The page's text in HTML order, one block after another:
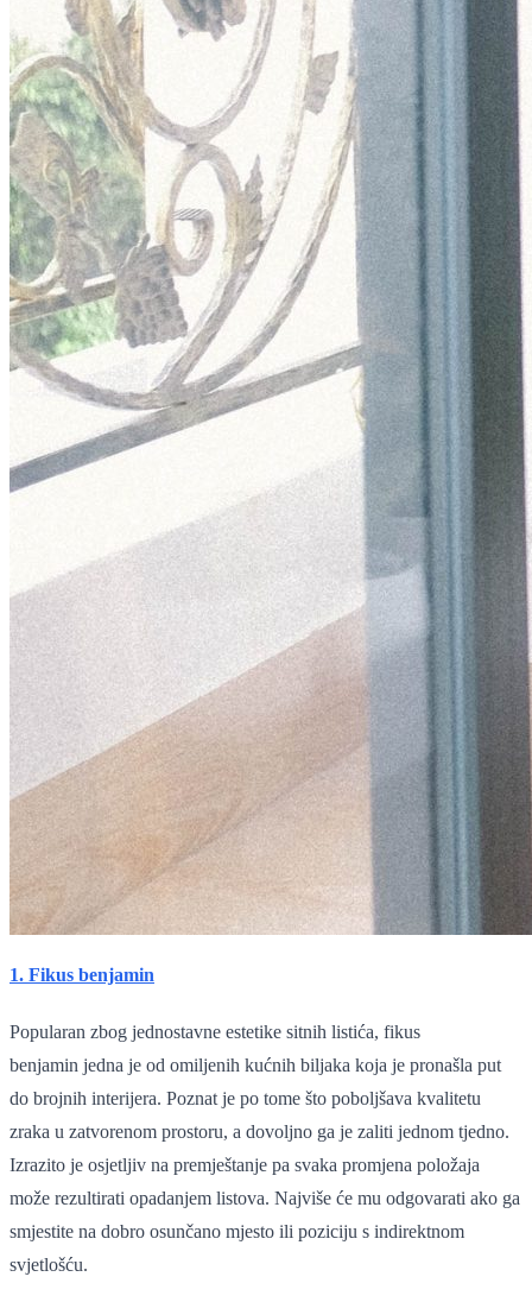
1. Fikus benjamin
Popularan zbog jednostavne estetike sitnih listića, fikus
benjamin jedna je od omiljenih kućnih biljaka koja je pronašla put
do brojnih interijera. Poznat je po tome što poboljšava kvalitetu
zraka u zatvorenom prostoru, a dovoljno ga je zaliti jednom tjedno.
Izrazito je osjetljiv na premještanje pa svaka promjena položaja
može rezultirati opadanjem listova. Najviše će mu odgovarati ako ga
smjestite na dobro osunčano mjesto ili poziciju s indirektnom
svjetlošću.